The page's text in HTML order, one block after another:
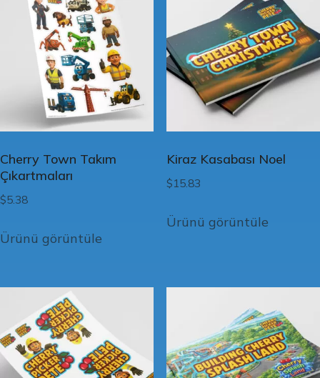
Cherry Town Takım
Çıkartmaları
$5.38
Ürünü görüntüle
Kiraz Kasabası Noel
$15.83
Ürünü görüntüle